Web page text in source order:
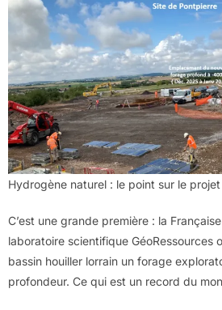
Hydrogène naturel : le point sur le
C’est une grande première : la
laboratoire scientifique GéoRessources
bassin houiller lorrain un forage
profondeur. Ce qui est un record du